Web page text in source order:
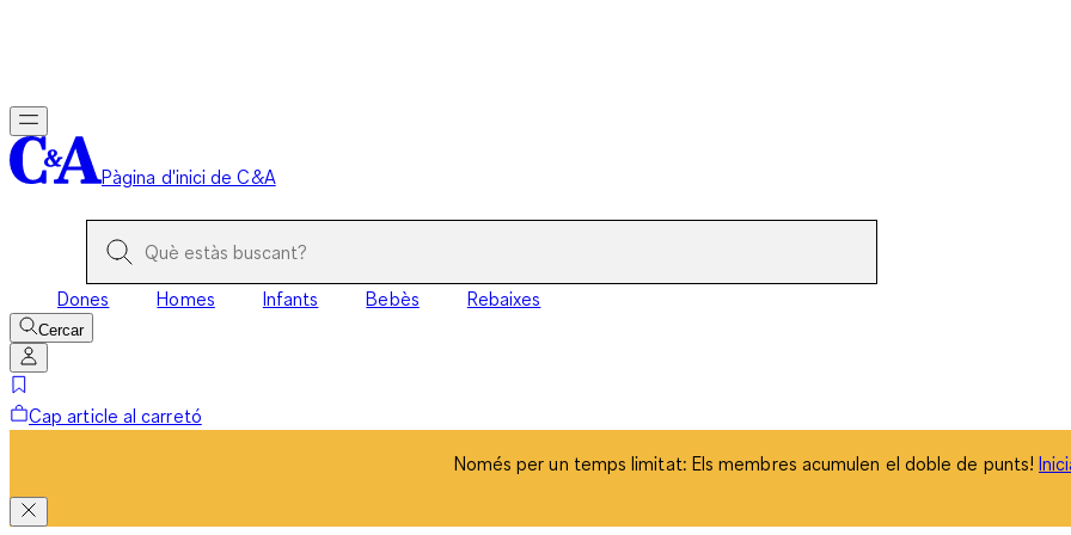
Pàgina d'inici de C&A
Dones Homes Infants Bebès Rebaixes
Cercar
Cap article al carretó
Només per un temps limitat: Els membres acumulen el doble de punts!